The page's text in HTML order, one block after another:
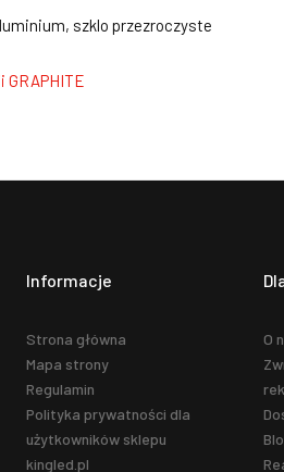
szklo przezroczyste
GRAPHITE
Informacje
Strona główna
Mapa strony
Regulamin
Polityka prywatności dla
użytkowników sklepu
kingled.pl
O